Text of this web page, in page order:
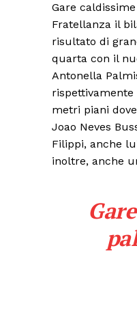
Gare
Fratellanza il
risultato di
quarta con il
Antonella
rispettivamente
metri piani
Joao Neves
Filippi, anche
inoltre, anche